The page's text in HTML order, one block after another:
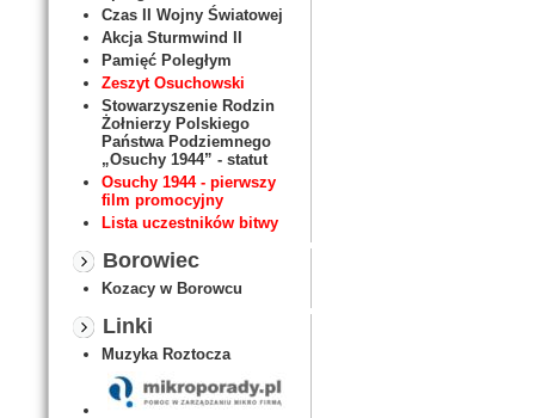
Czas II Wojny Światowej
Akcja Sturmwind II
Pamięć Poległym
Zeszyt Osuchowski
Stowarzyszenie Rodzin
Żołnierzy Polskiego
Państwa Podziemnego
„Osuchy 1944” - statut
Osuchy 1944 - pierwszy
film promocyjny
Lista uczestników bitwy
Borowiec
Kozacy w Borowcu
Linki
Muzyka Roztocza